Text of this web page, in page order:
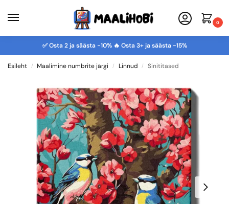
0
✅ Osta 2 ja säästa -10% 🔥 Osta 3+ ja säästa -15%
Esileht / Maalimine numbrite järgi / Linnud / Sinititased